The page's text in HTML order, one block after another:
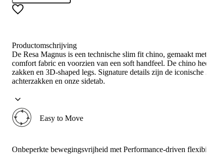
Productomschrijving
De Resa Magnus is een technische slim fit chino, gemaakt met
comfort fabric en voorzien van een soft handfeel. De chino heeft 4
zakken en 3D-shaped legs. Signature details zijn de iconische 3-
achterzakken en onze sidetab.
Easy to Move
Onbeperkte bewegingsvrijheid met Performance-driven flexibiliteit.